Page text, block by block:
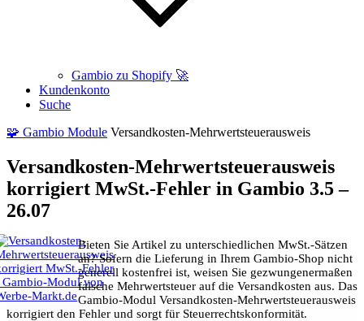
Gambio zu Shopify 🚀
Kundenkonto
Suche
🧩 Gambio Module Versandkosten-Mehrwertsteuerausweis
Versandkosten-Mehrwertsteuerausweis
korrigiert MwSt.-Fehler in Gambio 3.5 –
26.07
Bieten Sie Artikel zu unterschiedlichen MwSt.-Sätzen
an? Sofern die Lieferung in Ihrem Gambio-Shop nicht
generell kostenfrei ist, weisen Sie gezwungenermaßen
falsche Mehrwertsteuer auf die Ver­sand­kos­ten aus. Das
Gambio-Modul Versandkosten-Mehr­wert­steuer­aus­weis
korrigiert den Fehler und sorgt für Steuerrechtskonformität.